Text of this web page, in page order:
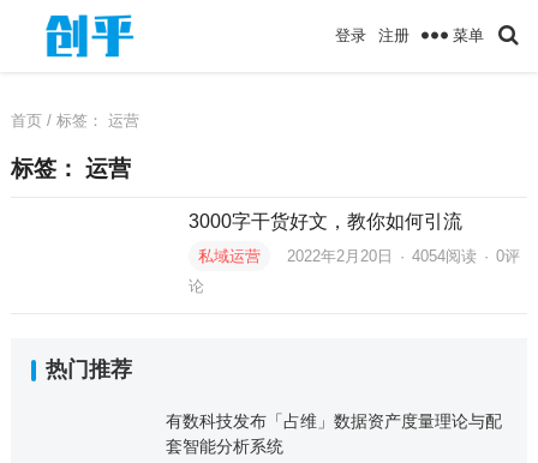
登录 注册 菜单
首页/ 标签： 运营
标签： 运营
3000字干货好文，教你如何引流
私域运营 2022年2月20日 · 4054阅读 · 0评
论
热门推荐
有数科技发布「占维」数据资产度量理论与配
套智能分析系统